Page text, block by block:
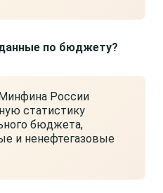
по бюджету?
России
статистику
бюджета,
и ненефтегазовые